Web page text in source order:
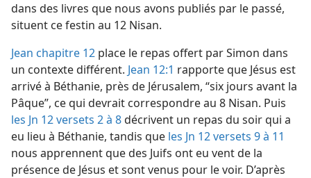
dans des livres que nous avons publiés par le passé,
situent ce festin au 12 Nisan.
Jean chapitre 12 place le repas offert par Simon dans
un contexte différent. Jean 12:1 rapporte que Jésus est
arrivé à Béthanie, près de Jérusalem, “six jours avant la
Pâque”, ce qui devrait correspondre au 8 Nisan. Puis
les Jn 12 versets 2 à 8décrivent un repas du soir qui a
eu lieu à Béthanie, tandis que les Jn 12 versets 9 à 11
nous apprennent que des Juifs ont eu vent de la
présence de Jésus et sont venus pour le voir. D’après